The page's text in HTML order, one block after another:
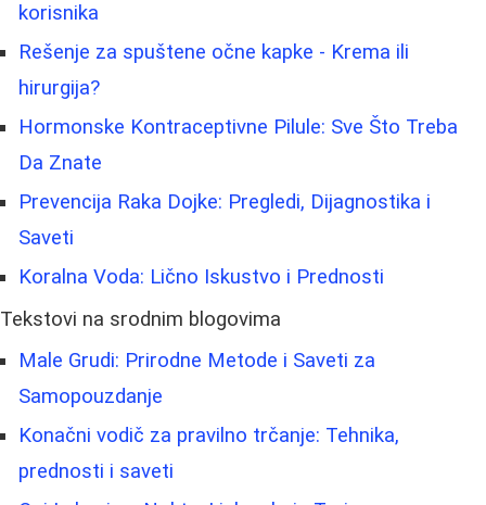
korisnika
Rešenje za spuštene očne kapke - Krema ili
hirurgija?
Hormonske Kontraceptivne Pilule: Sve Što Treba
Da Znate
Prevencija Raka Dojke: Pregledi, Dijagnostika i
Saveti
Koralna Voda: Lično Iskustvo i Prednosti
Tekstovi na srodnim blogovima
Male Grudi: Prirodne Metode i Saveti za
Samopouzdanje
Konačni vodič za pravilno trčanje: Tehnika,
prednosti i saveti